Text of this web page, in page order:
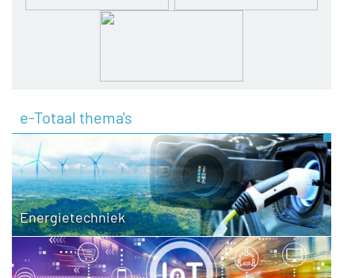
e-Totaal thema's
Energietechniek